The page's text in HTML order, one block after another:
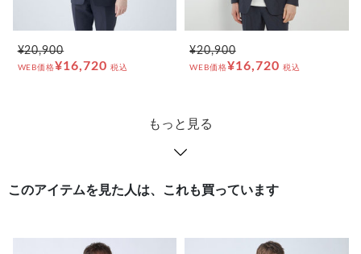
¥20,900
WEB価格¥16,720 税込
¥20,900
WEB価格¥16,720 税込
もっと見る
このアイテムを見た人は、これも買っています